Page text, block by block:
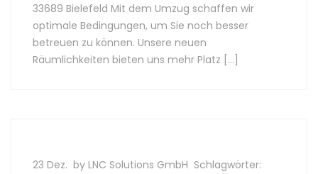
33689 Bielefeld Mit dem Umzug schaffen wir
optimale Bedingungen, um Sie noch besser
betreuen zu können. Unsere neuen
Räumlichkeiten bieten uns mehr Platz […]
23 Dez. by LNC Solutions GmbH Schlagwörter: